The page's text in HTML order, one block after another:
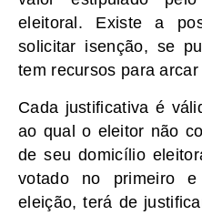
eleitoral. Existe a
solicitar isenção, se
tem recursos para
Cada justificativa é
ao qual o eleitor não
de seu domicílio
votado no primeiro
eleição, terá de